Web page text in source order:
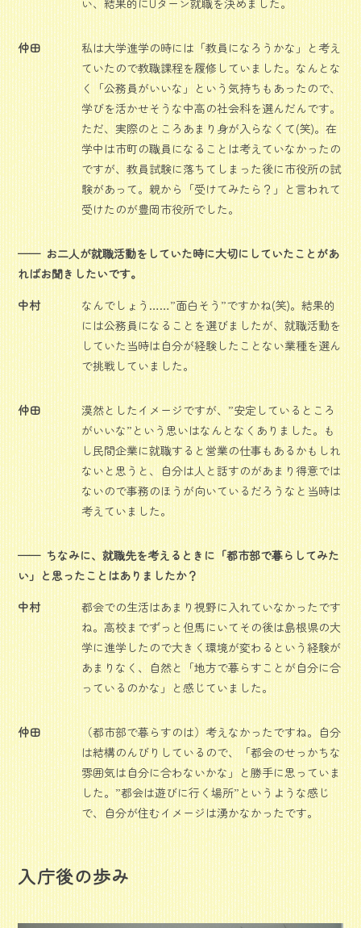
い、結果的にUターン就職を決めました。
仲田
私は大学進学の時には「教員になろうかな」と考え
ていたので教職課程を履修していました。なんとな
く「公務員がいいな」という気持ちもあったので、
学びを活かせそうな中高の社会科を選んだんです。
ただ、実際のところあまり身が入らなくて(笑)。在
学中は市町の職員になることは考えていなかったの
ですが、教員試験に落ちてしまった後に市役所の試
験があって。親から「受けてみたら？」と言われて
受けたのが豊岡市役所でした。
お二人が就職活動をしていた時に大切にしていたことがあ
ればお聞きしたいです。
中村
なんでしょう……”面白そう”ですかね(笑)。結果的
には公務員になることを選びましたが、就職活動を
していた当時は自分が経験したことない業種を選ん
で挑戦していました。
仲田
漠然としたイメージですが、”安定しているところ
がいいな”という思いはなんとなくありました。も
し民間企業に就職すると営業の仕事もあるかもしれ
ないと思うと、自分は人と話すのがあまり得意では
ないので事務のほうが向いているだろうなと当時は
考えていました。
ちなみに、就職先を考えるときに「都市部で暮らしてみた
い」と思ったことはありましたか？
中村
都会での生活はあまり視野に入れていなかったです
ね。高校までずっと但馬にいてその後は島根県の大
学に進学したので大きく環境が変わるという経験が
あまりなく、自然と「地方で暮らすことが自分に合
っているのかな」と感じていました。
仲田
（都市部で暮らすのは）考えなかったですね。自分
は結構のんびりしているので、「都会のせっかちな
雰囲気は自分に合わないかな」と勝手に思っていま
した。”都会は遊びに行く場所”というような感じ
で、自分が住むイメージは湧かなかったです。
入庁後の歩み